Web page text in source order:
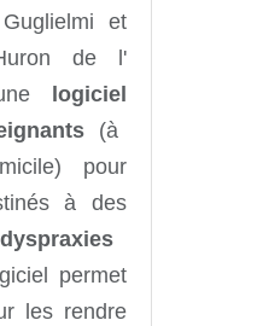
et
de l'
logiciel
(à
pour
à des
permet
les rendre